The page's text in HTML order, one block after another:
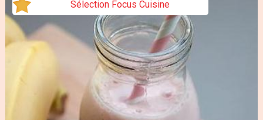
Sélection Focus Cuisine